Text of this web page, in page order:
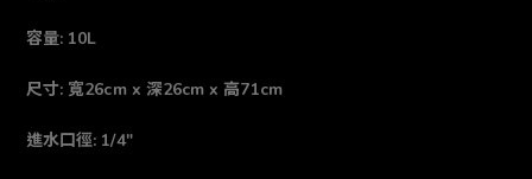
容量: 10L
尺寸: 寬26cm x 深26cm x 高71cm
進水口徑: 1/4"